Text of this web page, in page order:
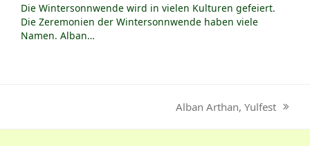
Die Wintersonnwende wird in vielen Kulturen gefeiert.
Die Zeremonien der Wintersonnwende haben viele
Namen. Alban…
Nächster
Beitrag:
Alban Arthan, Yulfest